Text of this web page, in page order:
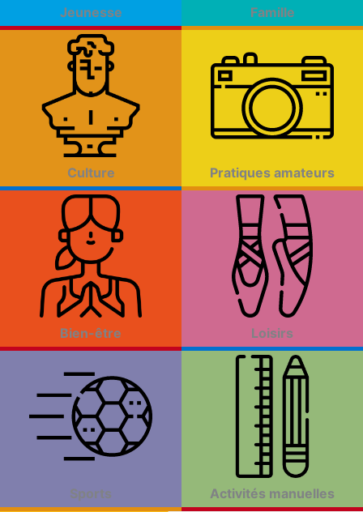
Jeunesse Famille
Culture Pratiques amateurs
Bien-être Loisirs
Sports Activités manuelles